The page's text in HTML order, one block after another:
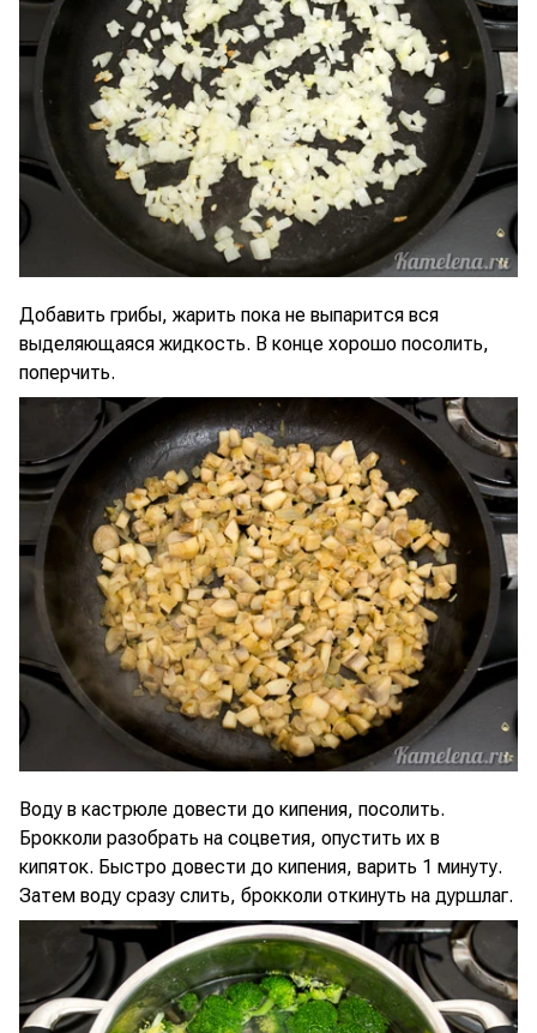
Добавить грибы, жарить пока не выпарится вся
выделяющаяся жидкость. В конце хорошо посолить,
поперчить.
Воду в кастрюле довести до кипения, посолить.
Брокколи разобрать на соцветия, опустить их в
кипяток. Быстро довести до кипения, варить 1 минуту.
Затем воду сразу слить, брокколи откинуть на дуршлаг.